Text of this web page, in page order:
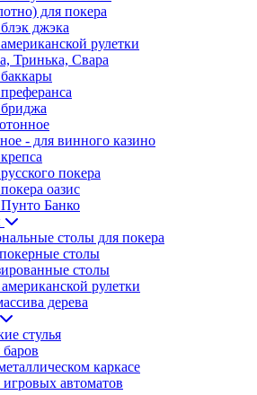
для покера
джэка
рулетки
Тринька, Свара
- для винного казино
покера
оазис
Банко
столы для покера
столы
столы
рулетки
дерева
стулья
каркасе
игровых автоматов